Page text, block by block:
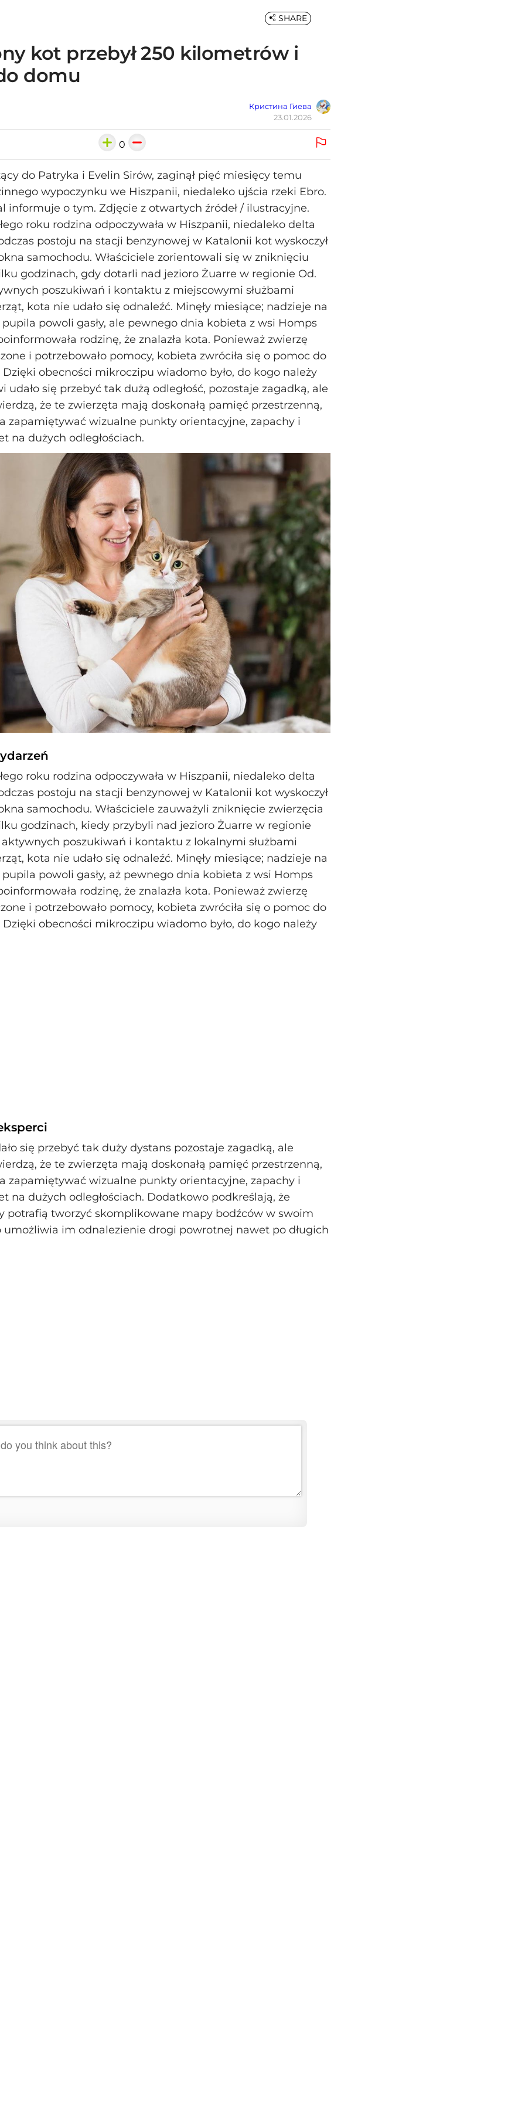
kot przebył 250 kilometrów i
domu
Кристина Гиева
23.01.2026
SHARE
0
do Patryka i Evelin Sirów, zaginął pięć miesięcy temu
wypoczynku we Hiszpanii, niedaleko ujścia rzeki Ebro.
informuje o tym. Zdjęcie z otwartych źródeł / ilustracyjne.
roku rodzina odpoczywała w Hiszpanii, niedaleko delta
postoju na stacji benzynowej w Katalonii kot wyskoczył
samochodu. Właściciele zorientowali się w zniknięciu
godzinach, gdy dotarli nad jezioro Żuarre w regionie Od.
poszukiwań i kontaktu z miejscowymi służbami
kota nie udało się odnaleźć. Minęły miesiące; nadzieje na
powoli gasły, ale pewnego dnia kobieta z wsi Homps
rodzinę, że znalazła kota. Ponieważ zwierzę
i potrzebowało pomocy, kobieta zwróciła się o pomoc do
obecności mikroczipu wiadomo było, do kogo należy
udało się przebyć tak dużą odległość, pozostaje zagadką, ale
że te zwierzęta mają doskonałą pamięć przestrzenną,
zapamiętywać wizualne punkty orientacyjne, zapachy i
na dużych odległościach.
roku rodzina odpoczywała w Hiszpanii, niedaleko delta
postoju na stacji benzynowej w Katalonii kot wyskoczył
samochodu. Właściciele zauważyli zniknięcie zwierzęcia
godzinach, kiedy przybyli nad jezioro Żuarre w regionie
poszukiwań i kontaktu z lokalnymi służbami
kota nie udało się odnaleźć. Minęły miesiące; nadzieje na
powoli gasły, aż pewnego dnia kobieta z wsi Homps
rodzinę, że znalazła kota. Ponieważ zwierzę
i potrzebowało pomocy, kobieta zwróciła się o pomoc do
obecności mikroczipu wiadomo było, do kogo należy
się przebyć tak duży dystans pozostaje zagadką, ale
że te zwierzęta mają doskonałą pamięć przestrzenną,
zapamiętywać wizualne punkty orientacyjne, zapachy i
na dużych odległościach. Dodatkowo podkreślają, że
potrafią tworzyć skomplikowane mapy bodźców w swoim
umożliwia im odnalezienie drogi powrotnej nawet po długich